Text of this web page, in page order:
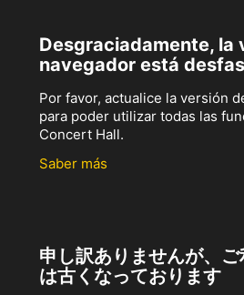
Desgraciadamente, la
navegador está
Por favor, actualice la versión
para poder utilizar todas las
Concert Hall.
Saber más
申し訳ありませんが、
は古くなっております